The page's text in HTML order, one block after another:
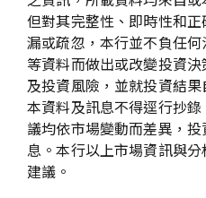
但對其完整性、即時性和
漏或疏忽，本行並不負任
等資料而做出或改變投資
及投資風險，並就投資結
本資料及訊息不得逕行抄
議均依市場變動而差異，
息。本行以上市場資訊與
建議。